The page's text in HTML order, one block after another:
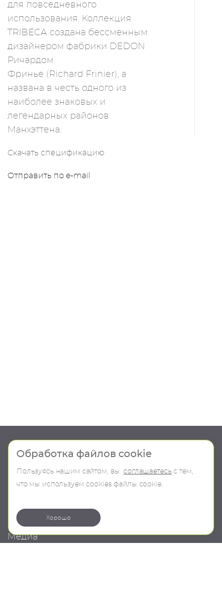
для повседневного
использования. Коллекция
TRIBECA создана бессменным
дизайнером фабрики DEDON
Ричардом
Фринье (Richard Frinier), а
названа в честь одного из
наиболее знаковых и
легендарных районов
Манхэттена.
Скачать спецификацию
Отправить по e-mail
Шоу-рум
О компании
Продукция
В наличии
Медиа
Обработка файлов cookie
Пользуясь нашим сайтом, вы соглашаетесь с тем,
что мы используем сookies файлы cookie.
Хорошо